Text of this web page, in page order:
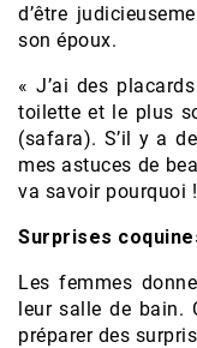
d’être
son époux.
« J’ai des
toilette et le plus
(safara). S’il y a
mes astuces de
va savoir pourquoi !
Surprises
Les femmes
leur salle de bain.
préparer des